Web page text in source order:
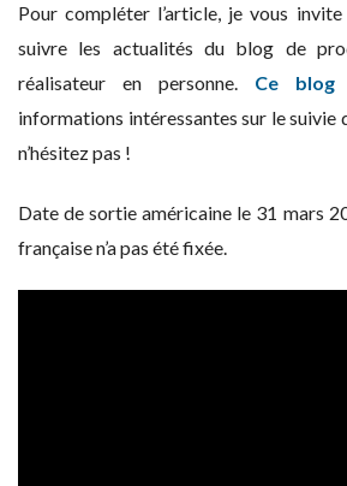
Pour compléter l’article, je vous
suivre les actualités du blog de
réalisateur en personne. Ce blog
informations intéressantes sur le suivie
n’hésitez pas !
Date de sortie américaine le 31 mars
française n’a pas été fixée.